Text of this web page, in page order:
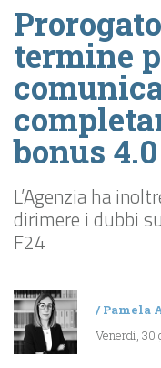
termine
bonus 4.0
L’Agenzia ha
dirimere i dubbi
F24
/Pamela
Venerdì, 30